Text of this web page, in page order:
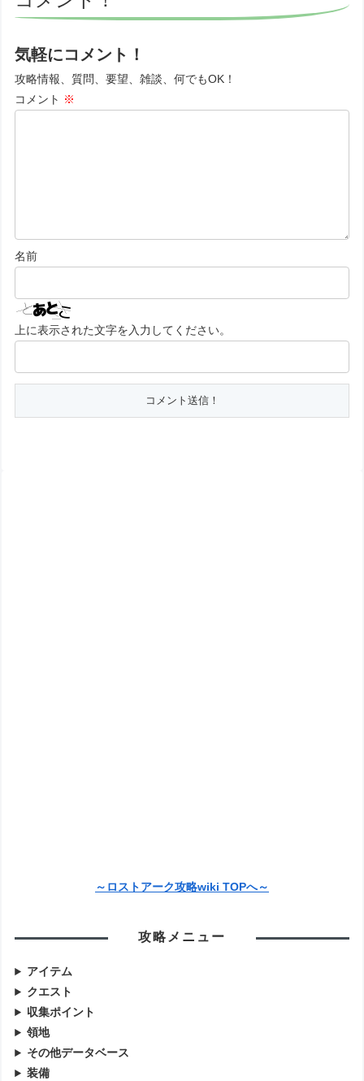
気軽にコメント！
攻略情報、質問、要望、雑談、何でもOK！
コメント ※
名前
上に表示された文字を入力してください。
～ロストアーク攻略wiki TOPへ～
攻略メニュー
アイテム
クエスト
収集ポイント
領地
その他データベース
装備